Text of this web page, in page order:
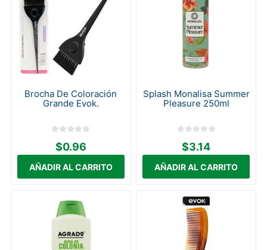
Brocha De Coloración
Grande Evok.
$0.96
Splash Monalisa Summer
Pleasure 250ml
$3.14